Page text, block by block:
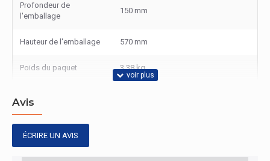
Profondeur de
l'emballage
150 mm
Hauteur de l'emballage 570 mm
Poids du paquet 3,38 kg
Avis
ÉCRIRE UN AVIS